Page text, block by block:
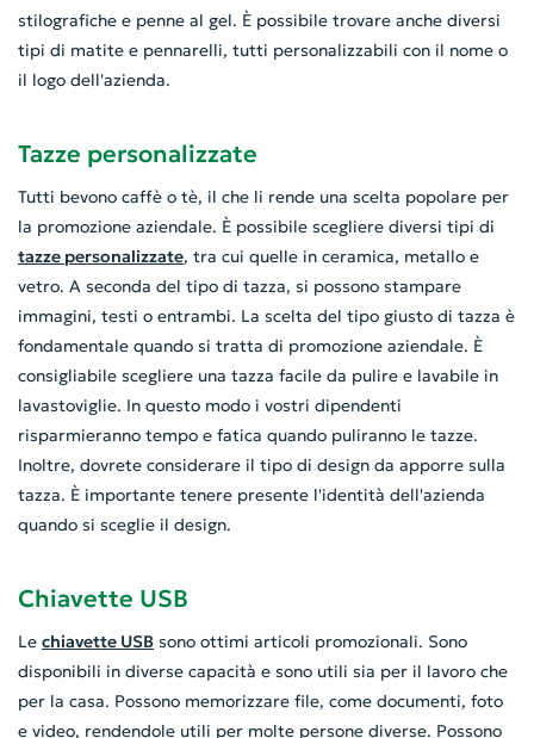
stilografiche e penne al gel. È possibile trovare anche diversi
tipi di matite e pennarelli, tutti personalizzabili con il nome o
il logo dell'azienda.
Tazze personalizzate
Tutti bevono caffè o tè, il che li rende una scelta popolare per
la promozione aziendale. È possibile scegliere diversi tipi di
tazze personalizzate, tra cui quelle in ceramica, metallo e
vetro. A seconda del tipo di tazza, si possono stampare
immagini, testi o entrambi. La scelta del tipo giusto di tazza è
fondamentale quando si tratta di promozione aziendale. È
consigliabile scegliere una tazza facile da pulire e lavabile in
lavastoviglie. In questo modo i vostri dipendenti
risparmieranno tempo e fatica quando puliranno le tazze.
Inoltre, dovrete considerare il tipo di design da apporre sulla
tazza. È importante tenere presente l'identità dell'azienda
quando si sceglie il design.
Chiavette USB
Le chiavette USB sono ottimi articoli promozionali. Sono
disponibili in diverse capacità e sono utili sia per il lavoro che
per la casa. Possono memorizzare file, come documenti, foto
e video, rendendole utili per molte persone diverse. Possono